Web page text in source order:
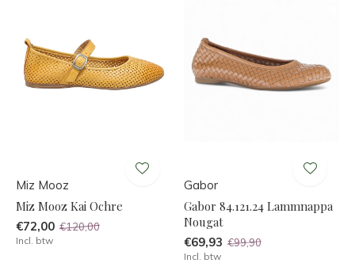
Miz Mooz
Miz Mooz Kai Ochre
€72,00 €120,00
Incl. btw
Gabor
Gabor 84.121.24 Lammnappa
Nougat
€69,93 €99,90
Incl. btw